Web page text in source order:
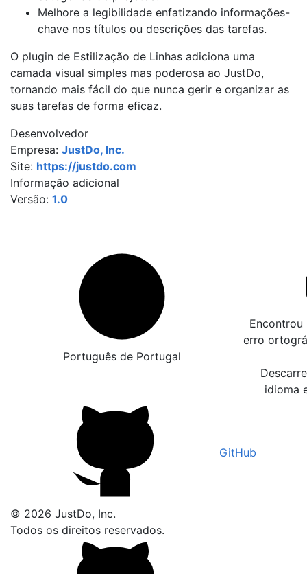
Melhore a legibilidade enfatizando informações-
chave nos títulos ou descrições das tarefas.
O plugin de Estilização de Linhas adiciona uma
camada visual simples mas poderosa ao JustDo,
tornando mais fácil do que nunca gerir e organizar as
suas tarefas de forma eficaz.
Desenvolvedor
Empresa: JustDo, Inc.
Site: https://justdo.com
Informação adicional
Versão: 1.0
Português de Portugal
Encontrou
erro
idioma
GitHub
© 2026 JustDo, Inc.
Todos os direitos reservados.